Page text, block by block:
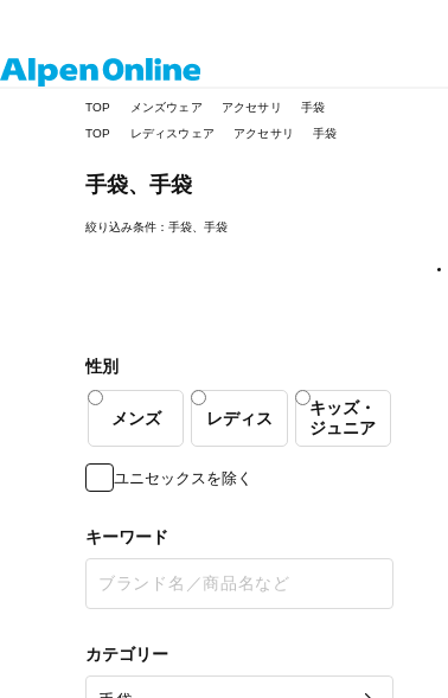
TOP メンズウェア アクセサリ
手袋
TOP
レディスウェア アクセサリ 手袋
手袋、手袋
絞り込み条件：手袋、手袋
性別
メンズ レディス
キッズ・
ジュニア
ユニセックスを除く
キーワード
カテゴリー